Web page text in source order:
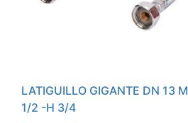
LATIGUILLO GIGANTE DN 13 M
1/2 -H 3/4